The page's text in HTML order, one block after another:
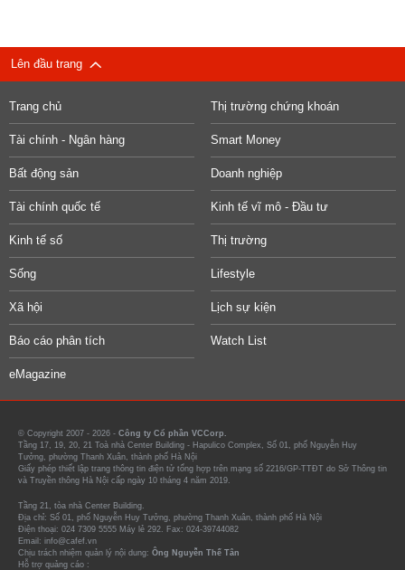
Lên đầu trang
Trang chủ Thị trường chứng khoán
Tài chính - Ngân hàng Smart Money
Bất động sản Doanh nghiệp
Tài chính quốc tế Kinh tế vĩ mô - Đầu tư
Kinh tế số Thị trường
Sống Lifestyle
Xã hội Lịch sự kiện
Báo cáo phân tích Watch List
eMagazine
© Copyright 2007 - 2026 - Công ty Cổ phần VCCorp.
Tầng 17, 19, 20, 21 Toà nhà Center Building - Hapulico Complex, Số 01, phố Nguyễn Huy
Tưởng, phường Thanh Xuân, thành phố Hà Nội
Giấy phép thiết lập trang thông tin điện tử tổng hợp trên mạng số 2216/GP-TTĐT do Sở Thông tin
và Truyền thông Hà Nội cấp ngày 10 tháng 4 năm 2019.
Tầng 21, tòa nhà Center Building.
Địa chỉ: Số 01, phố Nguyễn Huy Tưởng, phường Thanh Xuân, thành phố Hà Nội
Điện thoại: 024 7309 5555 Máy lẻ 292. Fax: 024-39744082
Email: info@cafef.vn
Chịu trách nhiệm quản lý nội dung: Ông Nguyễn Thế Tân
Hỗ trợ quảng cáo :